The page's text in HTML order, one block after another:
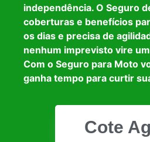
independência. O Seguro
coberturas e benefícios
os dias e precisa de
nenhum imprevisto vire
Com o Seguro para Moto
ganha tempo para curtir
Cote